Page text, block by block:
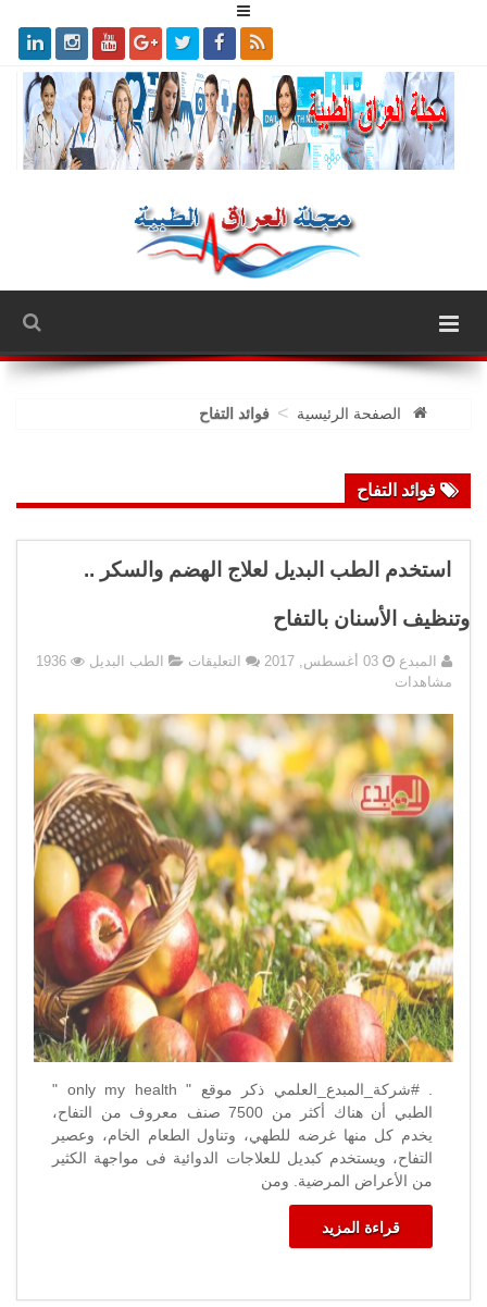
الصفحة الرئيسية > فوائد التفاح
فوائد التفاح
استخدم الطب البديل لعلاج الهضم والسكر ..
وتنظيف الأسنان بالتفاح
المبدع 03 أغسطس, 2017 التعليقات على
البديل
لعلاج
الهضم
والسكر
..
وتنظيف
الأسنان
بالتفاح
مغلقة
الطب البديل
1936
مشاهدات
. #شركة_المبدع_العلمي ذكر موقع " only my health "
الطبي أن هناك أكثر من 7500 صنف معروف من التفاح،
يخدم كل منها غرضه للطهي، وتناول الطعام الخام، وعصير
التفاح، ويستخدم كبديل للعلاجات الدوائية فى مواجهة الكثير
من الأعراض المرضية. ومن
قراءة المزيد